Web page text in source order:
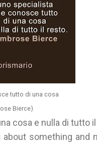
tutto di una cosa
Bierce)
cosa e nulla di tutto
something and